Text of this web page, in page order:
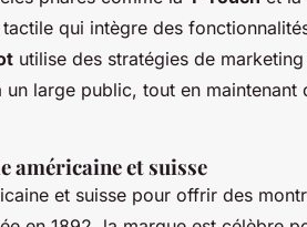
qui intègre des
utilise des stratégies de
large public, tout en maintenant
américaine et suisse
et suisse pour offrir des